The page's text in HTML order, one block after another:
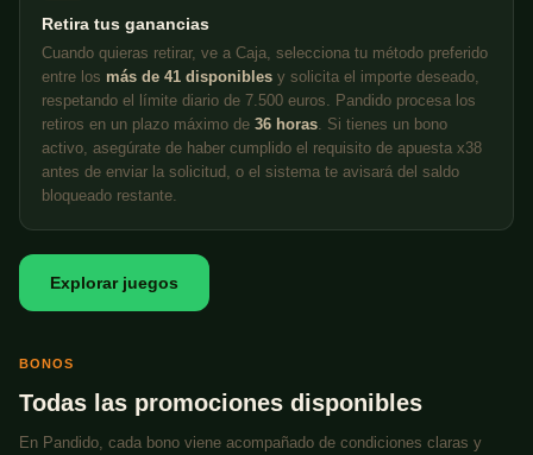
Retira tus ganancias
Cuando quieras retirar, ve a Caja, selecciona tu método preferido
entre los más de 41 disponibles y solicita el importe deseado,
respetando el límite diario de 7.500 euros. Pandido procesa los
retiros en un plazo máximo de 36 horas . Si tienes un bono
activo, asegúrate de haber cumplido el requisito de apuesta x38
antes de enviar la solicitud, o el sistema te avisará del saldo
bloqueado restante.
Explorar juegos
BONOS
Todas las promociones disponibles
En Pandido, cada bono viene acompañado de condiciones claras y